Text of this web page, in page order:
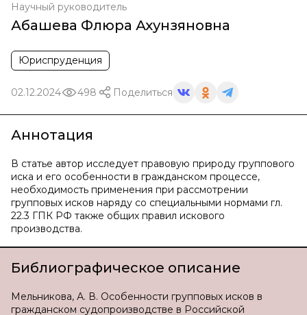
Научный руководитель
Абашева Флюра Ахунзяновна
Юриспруденция
02.12.2024 498 Поделиться
Аннотация
В статье автор исследует правовую природу группового
иска и его особенности в гражданском процессе,
необходимость применения при рассмотрении
групповых исков наряду со специальными нормами гл.
22.3 ГПК РФ также общих правил искового
производства.
Библиографическое описание
Мельникова, А. В. Особенности групповых исков в
гражданском судопроизводстве в Российской